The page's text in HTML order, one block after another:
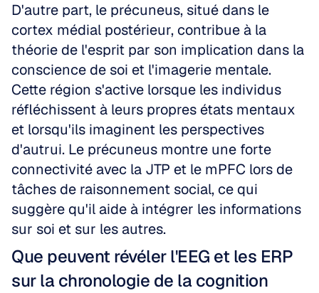
D'autre part, le précuneus, situé dans le
cortex médial postérieur, contribue à la
théorie de l'esprit par son implication dans la
conscience de soi et l'imagerie mentale.
Cette région s'active lorsque les individus
réfléchissent à leurs propres états mentaux
et lorsqu'ils imaginent les perspectives
d'autrui. Le précuneus montre une forte
connectivité avec la JTP et le mPFC lors de
tâches de raisonnement social, ce qui
suggère qu'il aide à intégrer les informations
sur soi et sur les autres.
Que peuvent révéler l'EEG et les ERP
sur la chronologie de la cognition